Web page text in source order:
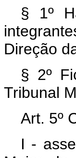
§ 1º
Direção
§ 2º
Tribunal
Art. 5º
I -